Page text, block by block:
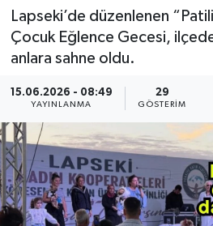
Lapseki’de düzenlenen
Çocuk Eğlence Gecesi,
anlara sahne oldu.
15.06.2026 - 08:49
YAYINLANMA
29
GÖSTERIM